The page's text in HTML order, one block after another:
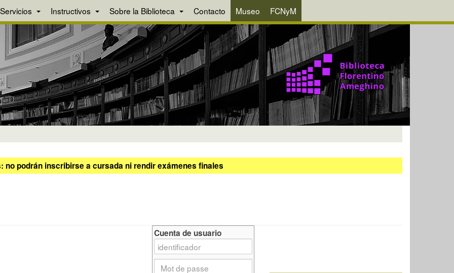
Servicios Instructivos Sobre la Biblioteca Contacto Museo FCNyM
podrán inscribirse a cursada ni rendir exámenes finales
Cuenta de usuario